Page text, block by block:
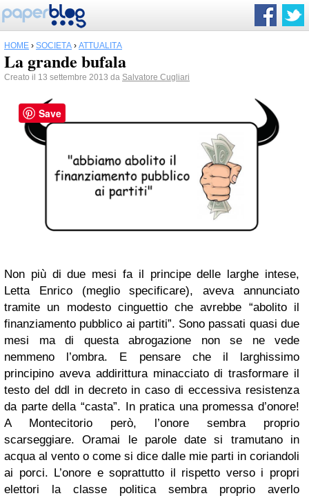
HOME › SOCIETÀ › ATTUALITÀ
La grande bufala
Creato il 13 settembre 2013 da Salvatore Cugliari
Non più di due mesi fa il principe delle larghe intese,
Letta Enrico (meglio specificare), aveva annunciato
tramite un modesto cinguettio che avrebbe “abolito il
finanziamento pubblico ai partiti”. Sono passati quasi due
mesi ma di questa abrogazione non se ne vede
nemmeno l’ombra. E pensare che il larghissimo
principino aveva addirittura minacciato di trasformare il
testo del ddl in decreto in caso di eccessiva resistenza
da parte della “casta”. In pratica una promessa d’onore!
A Montecitorio però, l’onore sembra proprio
scarseggiare. Oramai le parole date si tramutano in
acqua al vento o come si dice dalle mie parti in coriandoli
ai porci. L’onore e soprattutto il rispetto verso i propri
elettori la classe politica sembra proprio averlo
Save